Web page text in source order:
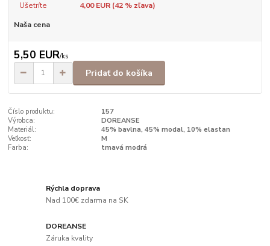
Ušetríte 4,00 EUR (42% zľava)
Naša cena
5,50 EUR/ks
Pridať do košíka
Číslo produktu:
157
Výrobca:
DOREANSE
Materiál:
45% bavlna, 45% modal, 10% elastan
Veľkosť:
M
Farba:
tmavá modrá
Rýchla doprava
Nad 100€ zdarma na SK
DOREANSE
Záruka kvality